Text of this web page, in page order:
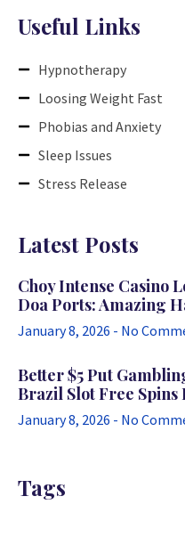
Useful Links
Hypnotherapy
Loosing Weight Fast
Phobias and Anxiety
Sleep Issues
Stress Release
Latest Posts
Choy Intense Casino
Doa Ports: Amazing
January 8, 2026 No
Better $5 Put
Brazil Slot Free Spins
January 8, 2026 No
Tags